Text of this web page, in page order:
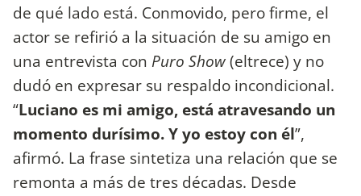
de qué lado está. Conmovido, pero firme, el
actor se refirió a la situación de su amigo en
una entrevista con Puro Show(eltrece) y no
dudó en expresar su respaldo incondicional.
“Luciano es mi amigo, está atravesando un
momento durísimo. Y yo estoy con él”,
afirmó. La frase sintetiza una relación que se
remonta a más de tres décadas. Desde